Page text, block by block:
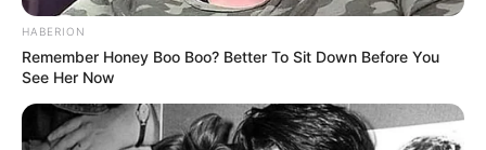
Naturkundemuseum Karlsruhe
von einheimischen und exotischen Tieren
Tiere gezeigt. Die auf die markgräflich-badischen
Sammlungen von Kuriositäten und Naturalien
HABERION
Remember Honey Boo Boo? Better To Sit Down Before You
See Her Now